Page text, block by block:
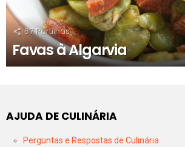
67 Partilhas
Favas à Algarvia
AJUDA DE CULINÁRIA
Perguntas e Respostas de Culinária